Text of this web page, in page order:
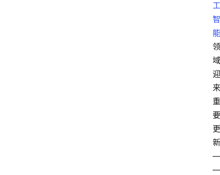
工
智
能
领
域
迎
来
重
要
更
新
—
—